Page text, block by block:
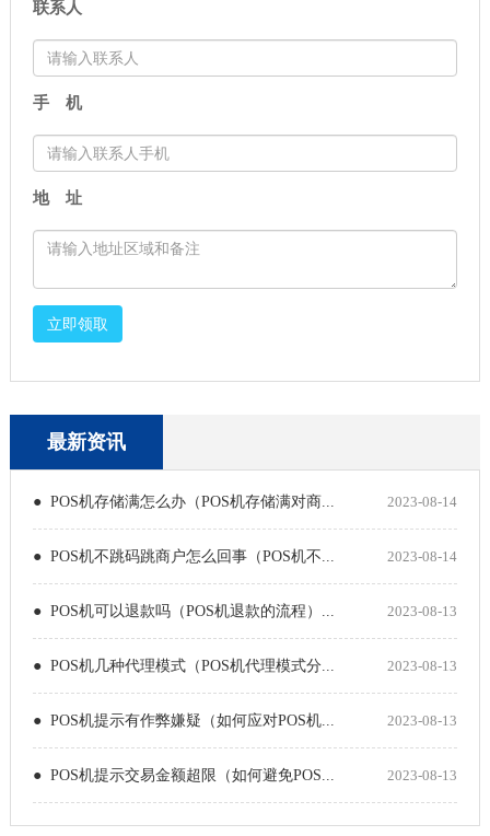
联系人
手 机
地 址
立即领取
最新资讯
● POS机存储满怎么办（POS机存储满对商... 2023-08-14
● POS机不跳码跳商户怎么回事（POS机不... 2023-08-14
● POS机可以退款吗（POS机退款的流程）... 2023-08-13
● POS机几种代理模式（POS机代理模式分... 2023-08-13
● POS机提示有作弊嫌疑（如何应对POS机... 2023-08-13
● POS机提示交易金额超限（如何避免POS... 2023-08-13